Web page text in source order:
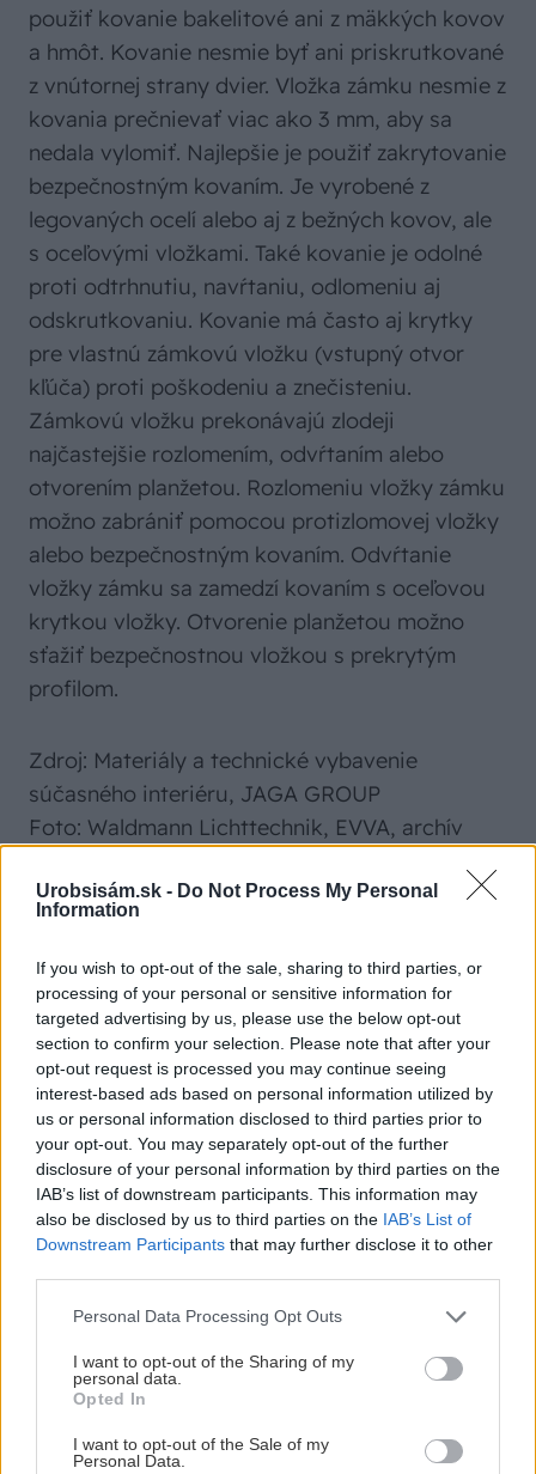
Urobsisám.sk - Do Not Process My Personal
Information
If you wish to opt-out of the sale, sharing to third parties, or
processing of your personal or sensitive information for
targeted advertising by us, please use the below opt-out
section to confirm your selection. Please note that after your
opt-out request is processed you may continue seeing
interest-based ads based on personal information utilized by
us or personal information disclosed to third parties prior to
your opt-out. You may separately opt-out of the further
disclosure of your personal information by third parties on the
IAB’s list of downstream participants. This information may
also be disclosed by us to third parties on the IAB’s List of
Downstream Participants that may further disclose it to other
Please note that this website/app uses one or more Google
not limited to your visit or usage behaviour. You may click to
grant or deny consent to Google and its third-party tags to
use your data for below specified purposes in below Google
consent section.
Personal Data Processing Opt Outs
I want to opt-out of the Sharing of my
personal data.
Opted In
I want to opt-out of the Sale of my
Personal Data.
použiť kovanie bakelitové ani z mäkkých kovov
a hmôt. Kovanie nesmie byť ani priskrutkované
z vnútornej strany dvier. Vložka zámku nesmie z
kovania prečnievať viac ako 3 mm, aby sa
nedala vylomiť. Najlepšie je použiť zakrytovanie
bezpečnostným kovaním. Je vyrobené z
legovaných ocelí alebo aj z bežných kovov, ale
s oceľovými vložkami. Také kovanie je odolné
proti odtrhnutiu, navŕtaniu, odlomeniu aj
odskrutkovaniu. Kovanie má často aj krytky
pre vlastnú zámkovú vložku (vstupný otvor
kľúča) proti poškodeniu a znečisteniu.
Zámkovú vložku prekonávajú zlodeji
najčastejšie rozlomením, odvŕtaním alebo
otvorením planžetou. Rozlomeniu vložky zámku
možno zabrániť pomocou protizlomovej vložky
alebo bezpečnostným kovaním. Odvŕtanie
vložky zámku sa zamedzí kovaním s oceľovou
krytkou vložky. Otvorenie planžetou možno
sťažiť bezpečnostnou vložkou s prekrytým
profilom.
Zdroj: Materiály a technické vybavenie
súčasného interiéru, JAGA GROUP
Foto: Waldmann Lichttechnik, EVVA, archív
Rekonštrukcia bytu
Bezpečnostné dvere Dvere do domu
SÚVISIACE